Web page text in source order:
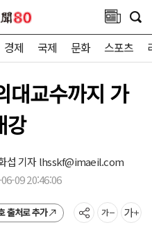
경제 국제 문화 스포츠
대교수까지 가
강
섭 기자lhsskf@imaeil.com
09 20:46:06
출처로 추가